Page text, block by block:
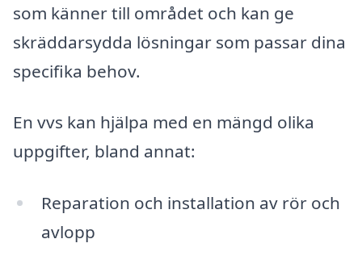
som känner till området och kan ge
skräddarsydda lösningar som passar dina
specifika behov.
En vvs kan hjälpa med en mängd olika
uppgifter, bland annat:
Reparation och installation av rör och
avlopp